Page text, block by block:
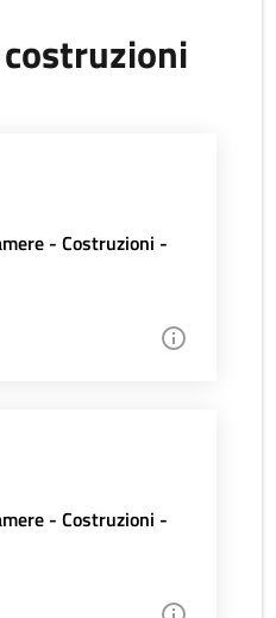
- Costruzioni -
- Costruzioni -